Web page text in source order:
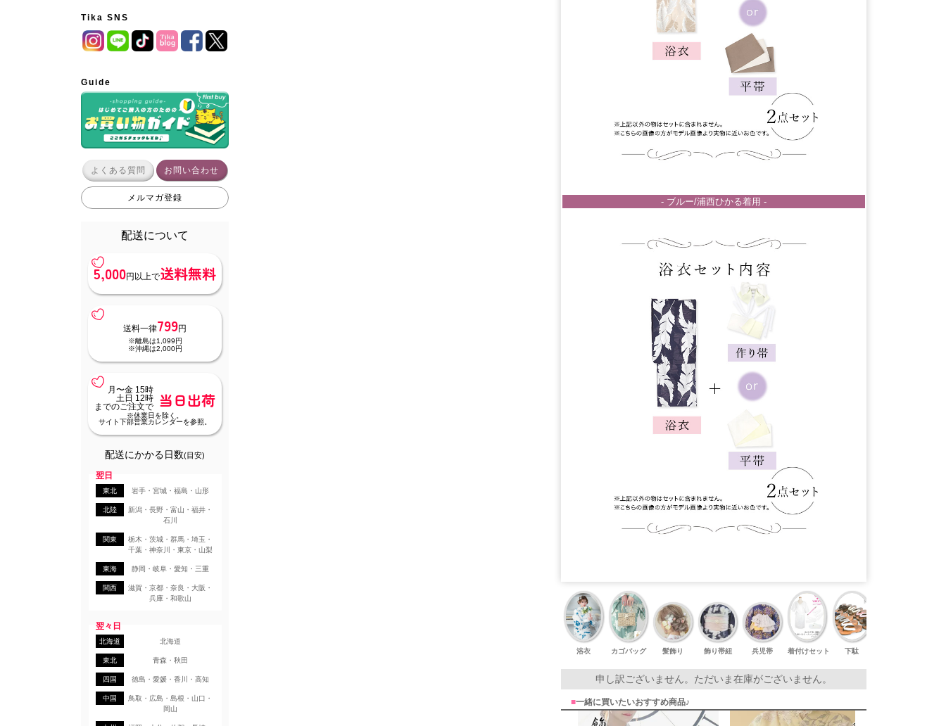
Tika SNS
Guide
よくある質問 お問い合わせ
メルマガ登録
配送について
5,000円以上で送料無料
送料一律799円
※離島は1,099円
※沖縄は2,000円
月〜金 15時
土日 12時
までのご注文で
当日出荷
※休業日を除く。
サイト下部営業カレンダーを参照。
配送にかかる日数(目安)
翌日
東北 岩手・宮城・福島・山形
北陸
新潟・長野・富山・福井・
石川
関東
栃木・茨城・群馬・埼玉・
千葉・神奈川・東京・山梨
東海 静岡・岐阜・愛知・三重
関西
滋賀・京都・奈良・大阪・
兵庫・和歌山
翌々日
北海道 北海道
東北 青森・秋田
四国 徳島・愛媛・香川・高知
中国
鳥取・広島・島根・山口・
岡山
- ブルー/浦西ひかる着用 -
浴衣 カゴバッグ 髪飾り 飾り帯紐 兵児帯 着付けセット 下駄
申し訳ございません。ただいま在庫がございません。
■一緒に買いたいおすすめ商品♪